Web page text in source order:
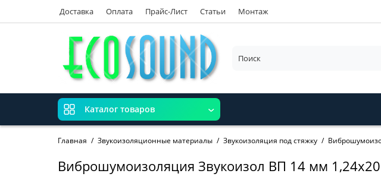
Доставка Оплата Прайс-Лист Статьи Монтаж
Каталог товаров
Главная Звукоизоляционные материалы Звукоизоляция под стяжку
Виброшумоизоляция Звукоизол ВП 14 мм